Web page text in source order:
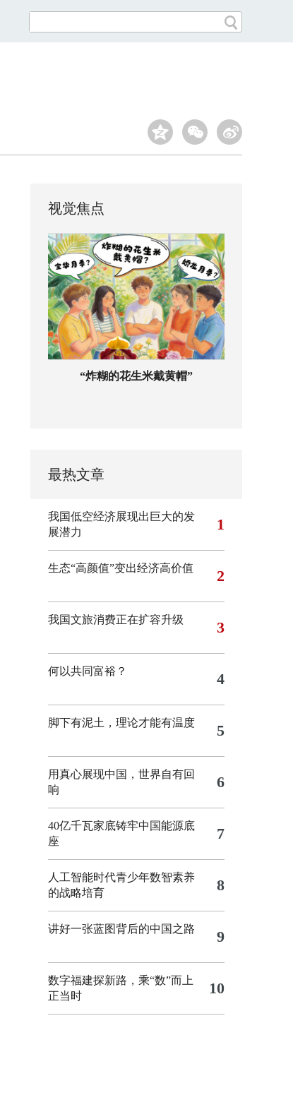
视觉焦点
“炸糊的花生米戴黄帽”
最热文章
我国低空经济展现出巨大的发
展潜力
1
生态“高颜值”变出经济高价值 2
我国文旅消费正在扩容升级 3
何以共同富裕？ 4
脚下有泥土，理论才能有温度 5
用真心展现中国，世界自有回
响
6
40亿千瓦家底铸牢中国能源底
座
7
人工智能时代青少年数智素养
的战略培育
8
讲好一张蓝图背后的中国之路 9
数字福建探新路，乘“数”而上
正当时
10